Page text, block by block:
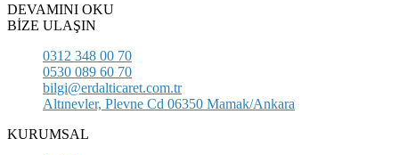
DEVAMINI OKU
BİZE ULAŞIN
0312 348 00 70
0530 089 60 70
bilgi@erdalticaret.com.tr
Altınevler, Plevne Cd 06350 Mamak/Ankara
KURUMSAL